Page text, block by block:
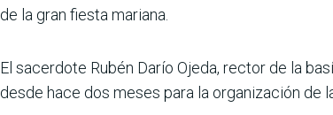
de la gran fiesta mariana.
El sacerdote Rubén Darío Ojeda, rector de la
desde hace dos meses para la organización de